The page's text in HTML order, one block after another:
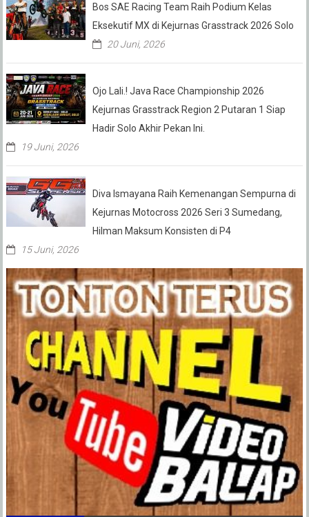
Bos SAE Racing Team Raih Podium Kelas
Eksekutif MX di Kejurnas Grasstrack 2026 Solo
20 Juni, 2026
Ojo Lali.! Java Race Championship 2026
Kejurnas Grasstrack Region 2 Putaran 1 Siap
Hadir Solo Akhir Pekan Ini.
19 Juni, 2026
Diva Ismayana Raih Kemenangan Sempurna di
Kejurnas Motocross 2026 Seri 3 Sumedang,
Hilman Maksum Konsisten di P4
15 Juni, 2026